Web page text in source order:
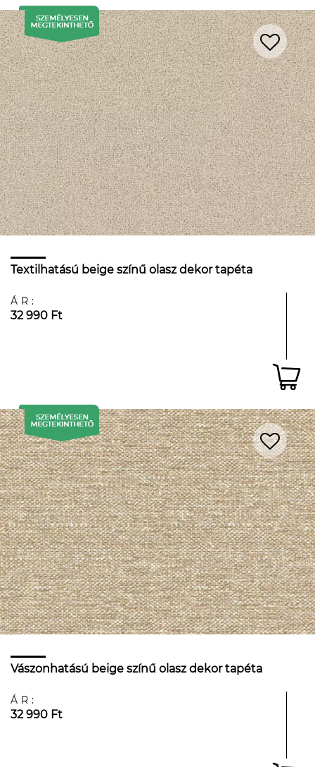
Textilhatású beige színű olasz dekor tapéta
ÁR:
32 990 Ft
Vászonhatású beige színű olasz dekor tapéta
ÁR:
32 990 Ft